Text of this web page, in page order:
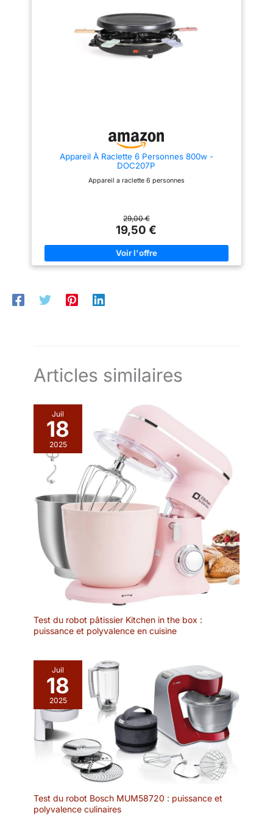
lave-vaisselle, tandis que le
boîtier se nettoie avec un
chiffon humide Comprend 6
coupelles raclette avec
marquage couleur pour une
Appareil À Raclette 6 Personnes 800w -
DOC207P
Appareil a raclette 6 personnes
29,00 €
19,50 €
Articles similaires
Juil
18
2025
Test du robot pâtissier Kitchen in the box :
puissance et polyvalence en cuisine
Juil
18
2025
Test du robot Bosch MUM58720 : puissance et
polyvalence culinaires